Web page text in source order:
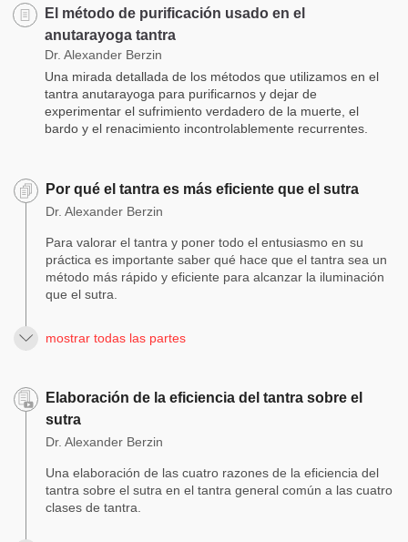
El método de purificación usado en el
anutarayoga tantra
Dr. Alexander Berzin
Una mirada detallada de los métodos que utilizamos en el
tantra anutarayoga para purificarnos y dejar de
experimentar el sufrimiento verdadero de la muerte, el
bardo y el renacimiento incontrolablemente recurrentes.
Por qué el tantra es más eficiente que el sutra
Dr. Alexander Berzin
Para valorar el tantra y poner todo el entusiasmo en su
práctica es importante saber qué hace que el tantra sea un
método más rápido y eficiente para alcanzar la iluminación
que el sutra.
mostrar todas las partes
Elaboración de la eficiencia del tantra sobre el
sutra
Dr. Alexander Berzin
Una elaboración de las cuatro razones de la eficiencia del
tantra sobre el sutra en el tantra general común a las cuatro
clases de tantra.